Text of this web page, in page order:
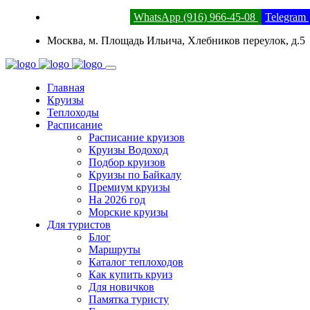
WhatsApp (916) 966-45-08 Telegram
Москва, м. Площадь Ильича, Хлебников переулок, д.5
Главная
Круизы
Теплоходы
Расписание
Расписание круизов
Круизы Водоход
Подбор круизов
Круизы по Байкалу
Премиум круизы
На 2026 год
Морские круизы
Для туристов
Блог
Маршруты
Каталог теплоходов
Как купить круиз
Для новичков
Памятка туристу